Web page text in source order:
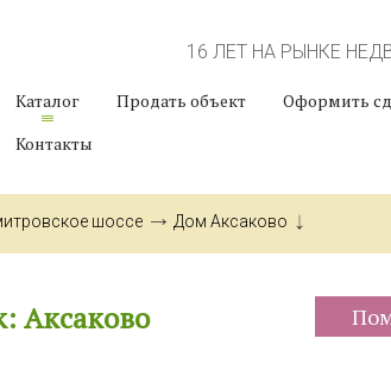
16 ЛЕТ НА РЫНКЕ
Каталог Продать объект Оформить
Контакты
шоссе Дом Аксаково
Аксаково